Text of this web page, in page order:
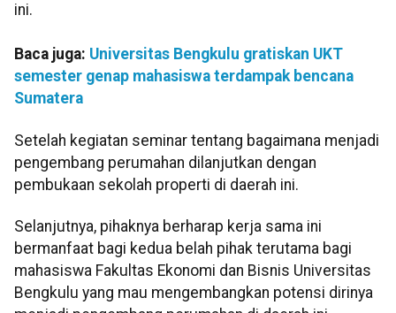
ini.
Baca juga: Universitas Bengkulu gratiskan UKT
semester genap mahasiswa terdampak bencana
Sumatera
Setelah kegiatan seminar tentang bagaimana menjadi
pengembang perumahan dilanjutkan dengan
pembukaan sekolah properti di daerah ini.
Selanjutnya, pihaknya berharap kerja sama ini
bermanfaat bagi kedua belah pihak terutama bagi
mahasiswa Fakultas Ekonomi dan Bisnis Universitas
Bengkulu yang mau mengembangkan potensi dirinya